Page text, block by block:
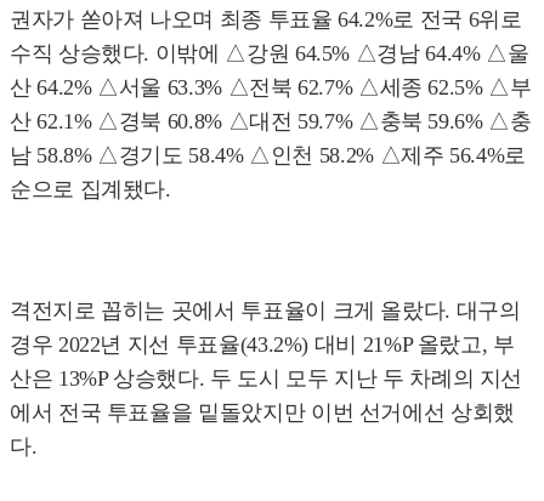
권자가 쏟아져 나오며 최종 투표율 64.2%로 전국 6위로
수직 상승했다. 이밖에 △강원 64.5% △경남 64.4% △울
산 64.2% △서울 63.3% △전북 62.7% △세종 62.5% △부
산 62.1% △경북 60.8% △대전 59.7% △충북 59.6% △충
남 58.8% △경기도 58.4% △인천 58.2% △제주 56.4%로
순으로 집계됐다.
격전지로 꼽히는 곳에서 투표율이 크게 올랐다. 대구의
경우 2022년 지선 투표율(43.2%) 대비 21%P 올랐고, 부
산은 13%P 상승했다. 두 도시 모두 지난 두 차례의 지선
에서 전국 투표율을 밑돌았지만 이번 선거에선 상회했
다.